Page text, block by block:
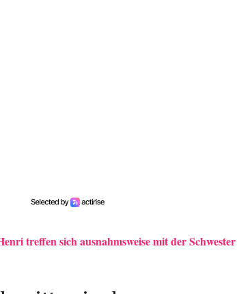
treffen sich ausnahmsweise mit der Schwester